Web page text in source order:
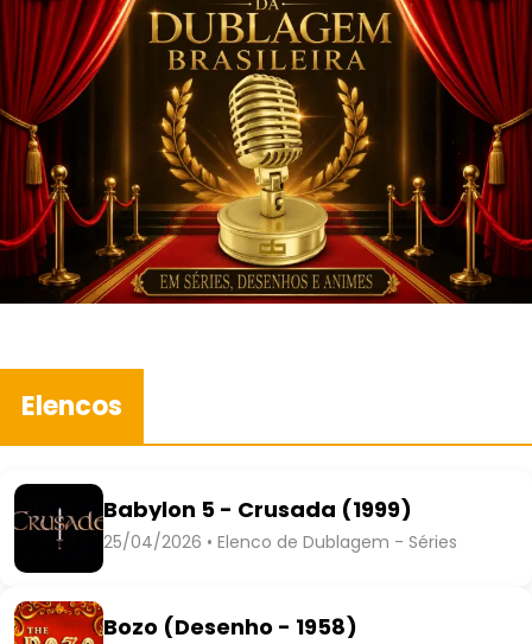
Elencos
Babylon 5 - Crusada (1999)
25/04/2026 • Elenco de Dublagem - Séries
Bozo (Desenho - 1958)